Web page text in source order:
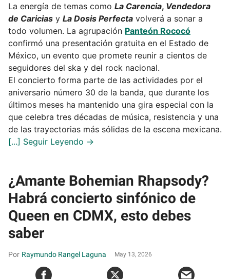
La energía de temas como La Carencia, Vendedora
de Caricias y La Dosis Perfecta volverá a sonar a
todo volumen. La agrupación Panteón Rococó
confirmó una presentación gratuita en el Estado de
México, un evento que promete reunir a cientos de
seguidores del ska y del rock nacional.
El concierto forma parte de las actividades por el
aniversario número 30 de la banda, que durante los
últimos meses ha mantenido una gira especial con la
que celebra tres décadas de música, resistencia y una
de las trayectorias más sólidas de la escena mexicana.
¿Amante Bohemian Rhapsody?
Habrá concierto sinfónico de
Queen en CDMX, esto debes
saber
Raymundo Rangel Laguna May 13, 2026